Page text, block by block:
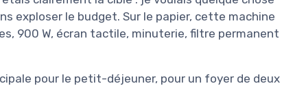
exploser le budget. Sur le papier, cette machine
900 W, écran tactile, minuterie, filtre permanent
pour le petit-déjeuner, pour un foyer de deux